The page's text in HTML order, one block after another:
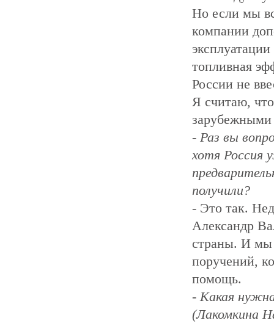
Но если мы
компании
топливная
России не
Я считаю,
- Раз вы
хотя Россия
получили?
- Это так.
Александр
страны. И мы
поручений,
помощь.
- Какая
(Лакомкина